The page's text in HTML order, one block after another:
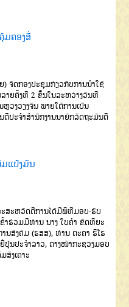
ມຄອງສື່
ຈັດກອງປະຊຸມກ່ຽວກັບການນໍາໃຊ້
າຍຄັ້ງທີ 2 ຂຶ້ນໃນລະຫວ່າງວັນທີ
ວງວຽງຈັນ ພາຍໃຕ້ການເປັນ
ຕີປະຈໍາສໍານັກງານນາຍົກລັດຖະມົນຕີ
ມແປ້ງມັນ
ະສະຫວັດດີການໄດ້ມີພິທີມອບ-ຮັບ
າຮ່ວມມີທ່ານ ນາງ ໃບຄຳ ຂັດທິຍະ
ນສັງຄົມ (ຮສສ), ທ່ານ ຕະຄາ ຮິໂຣ
ປຸ່ນປະຈຳລາວ, ຕາງໜ້າກະຊວງມອບ
ງເຄາະ